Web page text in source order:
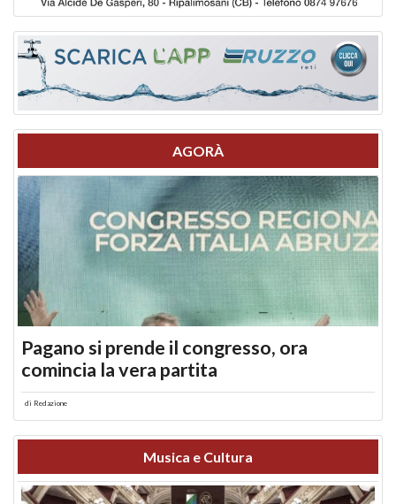
AGORÀ
Pagano si prende il congresso, ora
comincia la vera partita
di Redazione
Musica e Cultura